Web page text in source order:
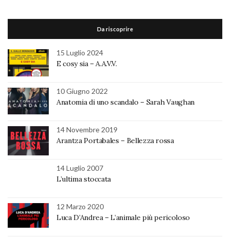
Da riscoprire
15 Luglio 2024
E cosy sia – A.A.V.V.
10 Giugno 2022
Anatomia di uno scandalo – Sarah Vaughan
14 Novembre 2019
Arantza Portabales – Bellezza rossa
14 Luglio 2007
L’ultima stoccata
12 Marzo 2020
Luca D’Andrea – L’animale più pericoloso